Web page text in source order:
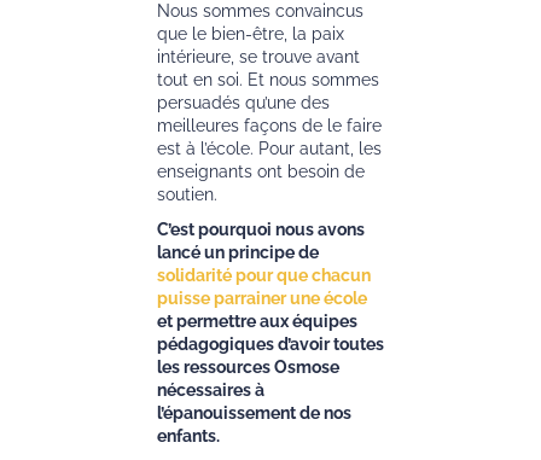
Nous sommes convaincus
que le bien-être, la paix
intérieure, se trouve avant
tout en soi. Et nous sommes
persuadés qu’une des
meilleures façons de le faire
est à l’école. Pour autant, les
enseignants ont besoin de
soutien.
C’est pourquoi nous avons
lancé un principe de
solidarité pour que chacun
puisse parrainer une école
et permettre aux équipes
pédagogiques d’avoir toutes
les ressources Osmose
nécessaires à
l’épanouissement de nos
enfants.